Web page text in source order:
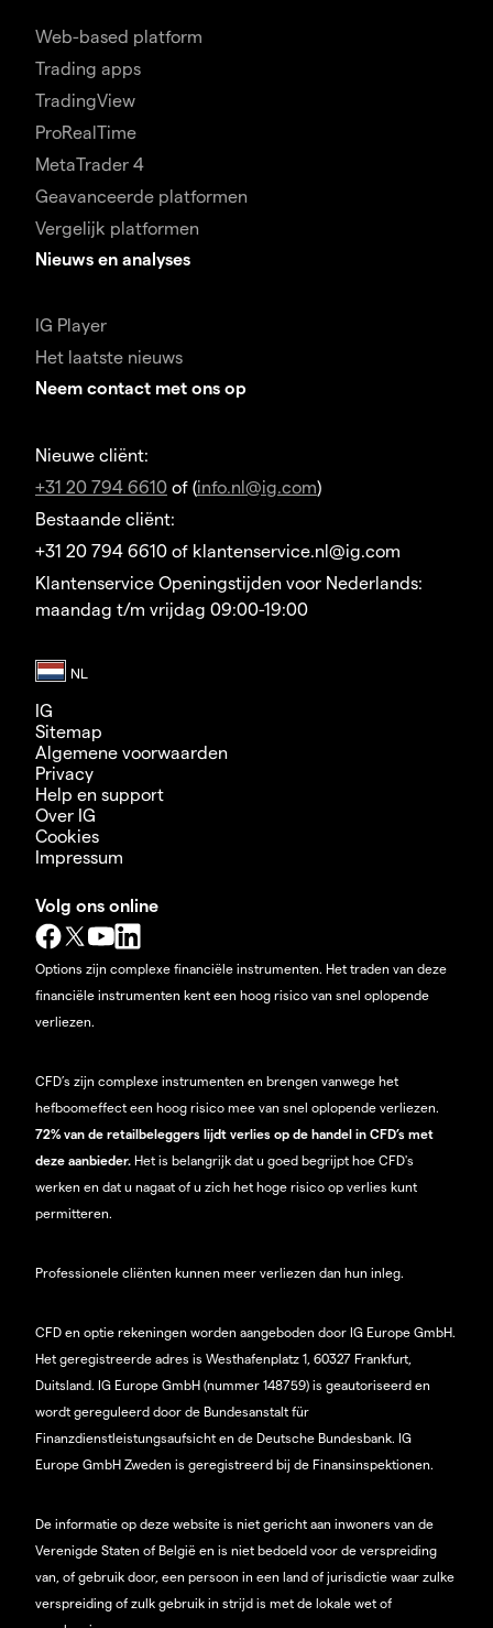
Web-based platform
Trading apps
TradingView
ProRealTime
MetaTrader 4
Geavanceerde platformen
Vergelijk platformen
Nieuws en analyses
IG Player
Het laatste nieuws
Neem contact met ons op
Nieuwe cliënt:
+31 20 794 6610 of (info.nl@ig.com)
Bestaande cliënt:
+31 20 794 6610 of klantenservice.nl@ig.com
Klantenservice Openingstijden voor Nederlands:
maandag t/m vrijdag 09:00-19:00
IG
Sitemap
Algemene voorwaarden
Privacy
Help en support
Over IG
Cookies
Impressum
Volg ons online
Options zijn complexe financiële instrumenten. Het traden van deze
financiële instrumenten kent een hoog risico van snel oplopende
verliezen.
CFD’s zijn complexe instrumenten en brengen vanwege het
hefboomeffect een hoog risico mee van snel oplopende verliezen.
72% van de retailbeleggers lijdt verlies op de handel in CFD’s met
deze aanbieder. Het is belangrijk dat u goed begrijpt hoe CFD's
werken en dat u nagaat of u zich het hoge risico op verlies kunt
permitteren.
Professionele cliënten kunnen meer verliezen dan hun inleg.
CFD en optie rekeningen worden aangeboden door IG Europe GmbH.
Het geregistreerde adres is Westhafenplatz 1, 60327 Frankfurt,
Duitsland. IG Europe GmbH (nummer 148759) is geautoriseerd en
wordt gereguleerd door de Bundesanstalt für
Finanzdienstleistungsaufsicht en de Deutsche Bundesbank. IG
Europe GmbH Zweden is geregistreerd bij de Finansinspektionen.
De informatie op deze website is niet gericht aan inwoners van de
Verenigde Staten of België en is niet bedoeld voor de verspreiding
van, of gebruik door, een persoon in een land of jurisdictie waar zulke
verspreiding of zulk gebruik in strijd is met de lokale wet of